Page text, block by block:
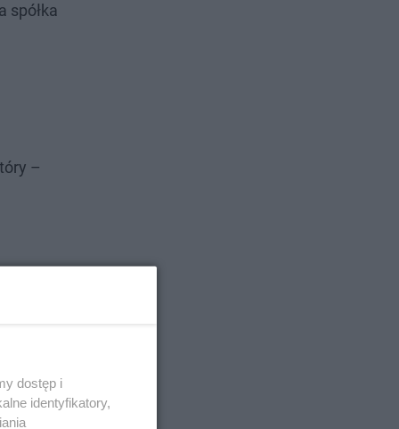
spółka
–
dostęp i
identyfikatory,